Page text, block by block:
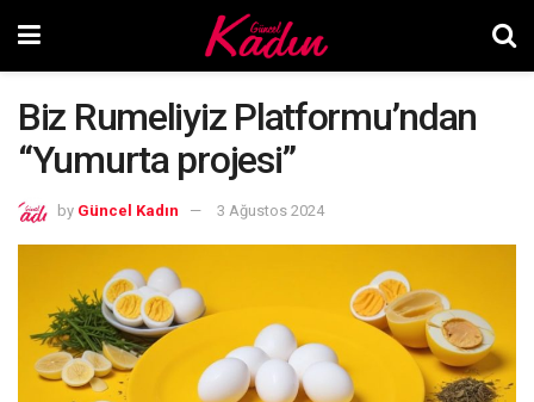
Biz Rumeliyiz Platformu’ndan
“Yumurta projesi”
by Güncel Kadın 3 Ağustos 2024